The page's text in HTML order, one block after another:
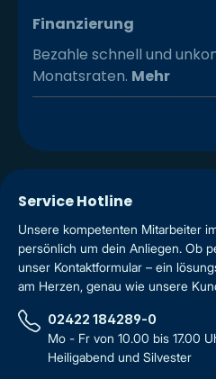
Finanzierung
Bezahle schnell und
Monatsraten. Mehr
Service Hotline
Unsere kompetenten Mitarbeiter
persönlich um dein Anliegen. Ob
unser Kontaktformular – ein
am Herzen, genau wie unsere
02422 184289-0
Mo - Fr von 10.00 bis 17.00
Heiligabend und Silvester